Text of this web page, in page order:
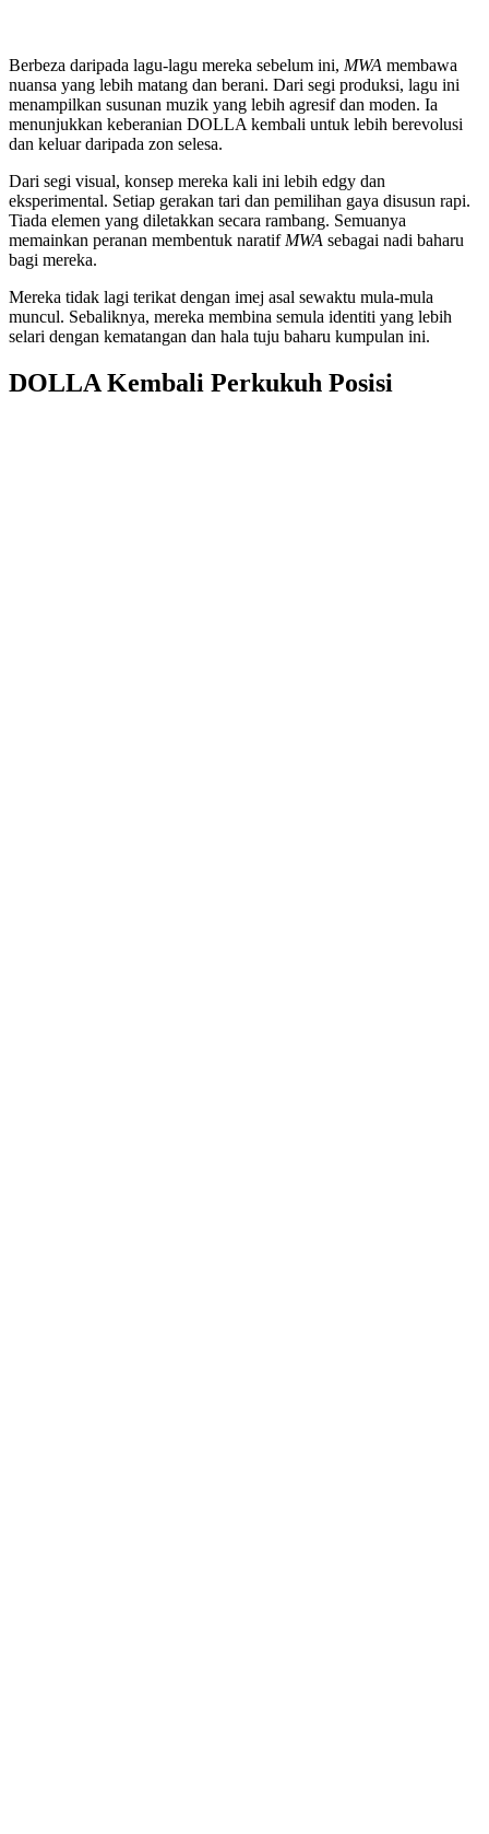
Berbeza daripada lagu-lagu mereka sebelum ini, MWA membawa
nuansa yang lebih matang dan berani. Dari segi produksi, lagu ini
menampilkan susunan muzik yang lebih agresif dan moden. Ia
menunjukkan keberanian DOLLA kembali untuk lebih berevolusi
dan keluar daripada zon selesa.
Dari segi visual, konsep mereka kali ini lebih edgy dan
eksperimental. Setiap gerakan tari dan pemilihan gaya disusun rapi.
Tiada elemen yang diletakkan secara rambang. Semuanya
memainkan peranan membentuk naratif MWA sebagai nadi baharu
bagi mereka.
Mereka tidak lagi terikat dengan imej asal sewaktu mula-mula
muncul. Sebaliknya, mereka membina semula identiti yang lebih
selari dengan kematangan dan hala tuju baharu kumpulan ini.
DOLLA Kembali Perkukuh Posisi